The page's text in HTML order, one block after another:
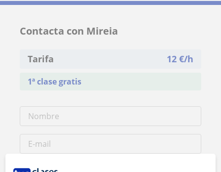
Contacta con Mireia
Tarifa 12 €/h
1ª clase gratis